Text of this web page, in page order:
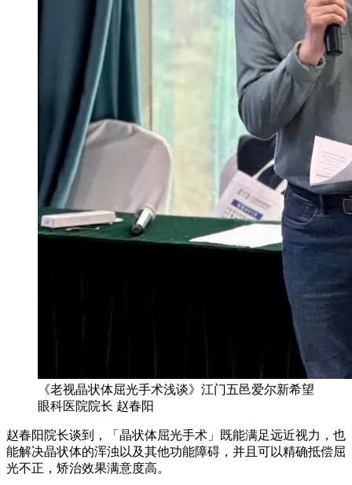
《老视晶状体屈光手术浅谈》江门五邑爱尔新希望
眼科医院院长 赵春阳
赵春阳院长谈到，「晶状体屈光手术」既能满足远近视力，也
能解决晶状体的浑浊以及其他功能障碍，并且可以精确抵偿屈
光不正，矫治效果满意度高。